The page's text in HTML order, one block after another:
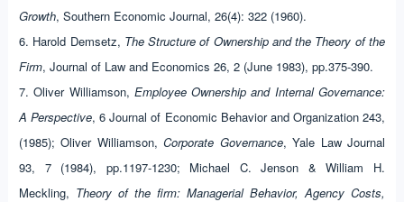
Growth, Southern Economic Journal, 26(4): 322 (1960).
6. Harold Demsetz, The Structure of Ownership and the Theory of the
Firm, Journal of Law and Economics 26, 2 (June 1983), pp.375-390.
7. Oliver Williamson, Employee Ownership and Internal Governance:
A Perspective, 6 Journal of Economic Behavior and Organization 243,
(1985); Oliver Williamson,Corporate Governance, Yale Law Journal
93, 7 (1984), pp.1197-1230; Michael C. Jenson & William H.
Meckling, Theory of the firm: Managerial Behavior, Agency Costs,